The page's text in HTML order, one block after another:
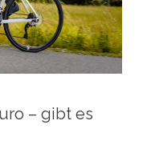
– gibt es